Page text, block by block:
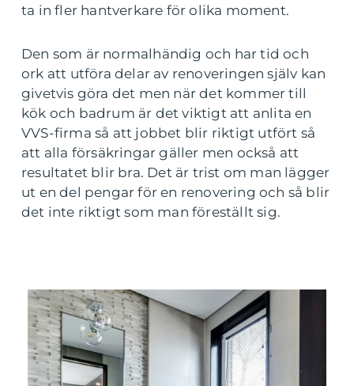
ta in fler hantverkare för olika moment.
Den som är normalhändig och har tid och
ork att utföra delar av renoveringen själv kan
givetvis göra det men när det kommer till
kök och badrum är det viktigt att anlita en
VVS-firma så att jobbet blir riktigt utfört så
att alla försäkringar gäller men också att
resultatet blir bra. Det är trist om man lägger
ut en del pengar för en renovering och så blir
det inte riktigt som man föreställt sig.